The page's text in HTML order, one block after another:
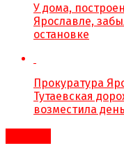
У дома,
Ярославле,
остановке
Прокуратура
Тутаевская
возместила